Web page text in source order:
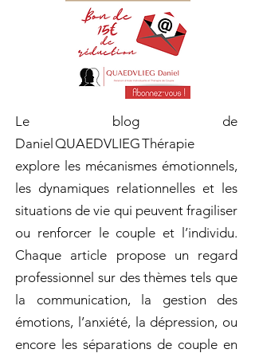
Le blog de
Daniel QUAEDVLIEG Thérapie
explore les mécanismes émotionnels,
les dynamiques relationnelles et les
situations de vie qui peuvent fragiliser
ou renforcer le couple et l’individu.
Chaque article propose un regard
professionnel sur des thèmes tels que
la communication, la gestion des
émotions, l’anxiété, la dépression, ou
encore les séparations de couple en